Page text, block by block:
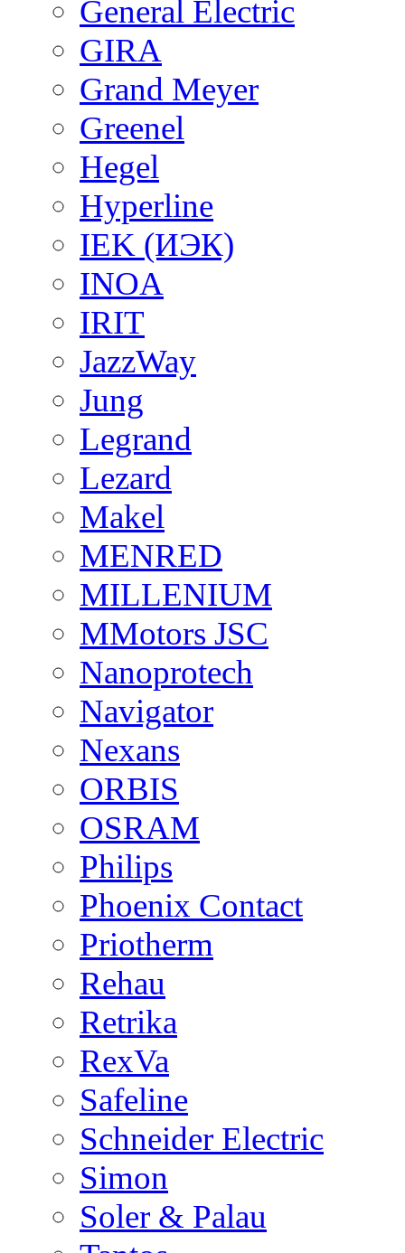
General Electric
GIRA
Grand Meyer
Greenel
Hegel
Hyperline
IEK (ИЭК)
INOA
IRIT
JazzWay
Jung
Legrand
Lezard
Makel
MENRED
MILLENIUM
MMotors JSC
Nanoprotech
Navigator
Nexans
ORBIS
OSRAM
Philips
Phoenix Contact
Priotherm
Rehau
Retrika
RexVa
Safeline
Schneider Electric
Simon
Soler & Palau